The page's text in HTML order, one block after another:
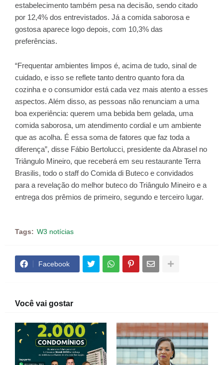
estabelecimento também pesa na decisão, sendo citado
por 12,4% dos entrevistados. Já a comida saborosa e
gostosa aparece logo depois, com 10,3% das
preferências.
“Frequentar ambientes limpos é, acima de tudo, sinal de
cuidado, e isso se reflete tanto dentro quanto fora da
cozinha e o consumidor está cada vez mais atento a esses
aspectos. Além disso, as pessoas não renunciam a uma
boa experiência: querem uma bebida bem gelada, uma
comida saborosa, um atendimento cordial e um ambiente
que as acolha. É essa soma de fatores que faz toda a
diferença”, disse Fábio Bertolucci, presidente da Abrasel no
Triângulo Mineiro, que receberá em seu restaurante Terra
Brasilis, todo o staff do Comida di Buteco e convidados
para a revelação do melhor buteco do Triângulo Mineiro e a
entrega dos prêmios de primeiro, segundo e terceiro lugar.
Tags: W3 notícias
Facebook
Você vai gostar